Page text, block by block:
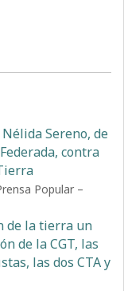
Sereno, de
contra
Popular –
de la tierra un
de la CGT, las
las dos CTA y